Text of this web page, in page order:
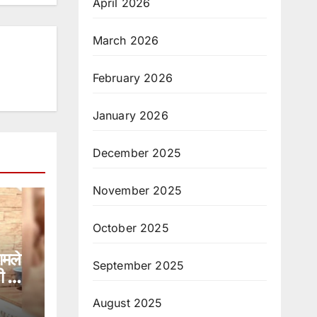
को
March 2026
February 2026
January 2026
December 2025
November 2025
October 2025
September 2025
August 2025